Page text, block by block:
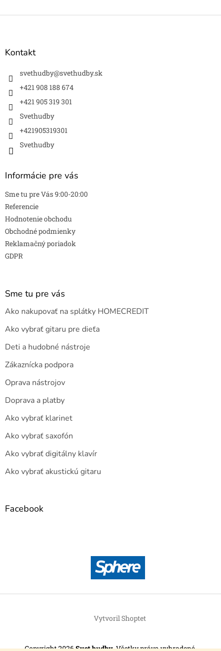
Z
Kontakt
svethudby@svethudby.sk
+421 908 188 674
+421 905 319 301
Svethudby
+421905319301
Svethudby
Informácie pre vás
Sme tu pre Vás 9:00-20:00
Referencie
Hodnotenie obchodu
Obchodné podmienky
Reklamačný poriadok
GDPR
Sme tu pre vás
Ako nakupovať na splátky HOMECREDIT
Ako vybrať gitaru pre dieťa
Deti a hudobné nástroje
Zákaznícka podpora
Oprava nástrojov
Doprava a platby
Ako vybrať klarinet
Ako vybrať saxofón
Ako vybrať digitálny klavír
Ako vybrať akustickú gitaru
Facebook
Vytvoril Shoptet
Copyright 2026Svet hudby. Všetky práva vyhradené.